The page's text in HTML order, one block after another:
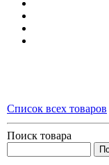
Список всех товаров
Поиск товара